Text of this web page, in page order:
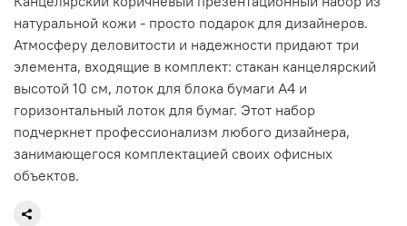
натуральной кожи - просто подарок для дизайнеров.
Атмосферу деловитости и надежности придают три
элемента, входящие в комплект: стакан канцелярский
высотой 10 см, лоток для блока бумаги А4 и
горизонтальный лоток для бумаг. Этот набор
подчеркнет профессионализм любого дизайнера,
занимающегося комплектацией своих офисных
объектов.